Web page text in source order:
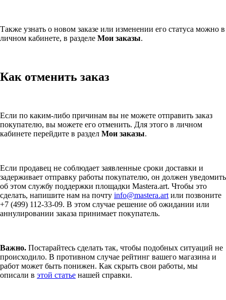
Также узнать о новом заказе или изменении его статуса можно в
личном кабинете, в разделе Мои заказы.
Как отменить заказ
Если по каким-либо причинам вы не можете отправить заказ
покупателю, вы можете его отменить. Для этого в личном
кабинете перейдите в раздел Мои заказы.
Если продавец не соблюдает заявленные сроки доставки и
задерживает отправку работы покупателю, он должен уведомить
об этом службу поддержки площадки Mastera.art. Чтобы это
сделать, напишите нам на почту info@mastera.art или позвоните
+7 (499) 112-33-09. В этом случае решение об ожидании или
аннулировании заказа принимает покупатель.
Важно. Постарайтесь сделать так, чтобы подобных ситуаций не
происходило. В противном случае рейтинг вашего магазина и
работ может быть понижен. Как скрыть свои работы, мы
описали в этой статье нашей справки.